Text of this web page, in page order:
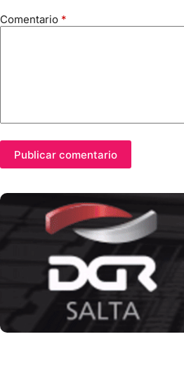
Comentario *
Publicar comentario